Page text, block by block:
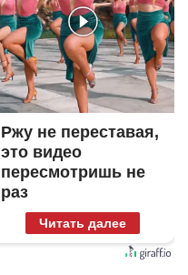
Ржу не переставая,
это видео
пересмотришь не
раз
Читать далее